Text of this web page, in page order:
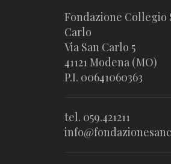
Fondazione Collegio
Carlo
Via San Carlo 5
41121 Modena (MO)
P.I. 00641060363
tel. 059.421211